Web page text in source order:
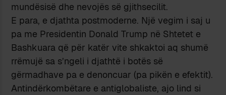
mundësisë dhe nevojës së gjithsecilit.
E para, e djathta postmoderne. Një vegim i saj u
pa me Presidentin Donald Trump në Shtetet e
Bashkuara që për katër vite shkaktoi aq shumë
rrëmujë sa s’ngeli i djathtë i botës së
gërmadhave pa e denoncuar (pa pikën e efektit).
Antindërkombëtare e antiglobaliste, ajo lind si